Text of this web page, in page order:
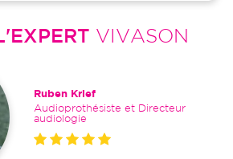
VIVASON
Ruben Krief
Audioprothésiste et Directeur
audiologie